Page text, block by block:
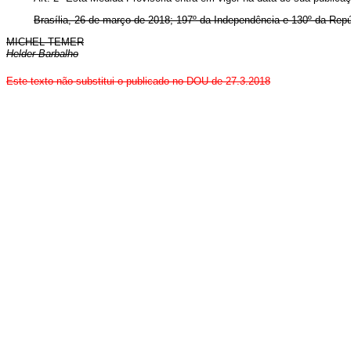
Brasília, 26 de março de 2018; 197º da Independência e 130º da
MICHEL TEMER
Helder Barbalho
Este texto não substitui o publicado no DOU de 27.3.2018